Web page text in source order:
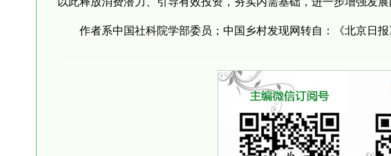
作者系中国社科院学部委员；中国乡村发现网转自：《北京日报